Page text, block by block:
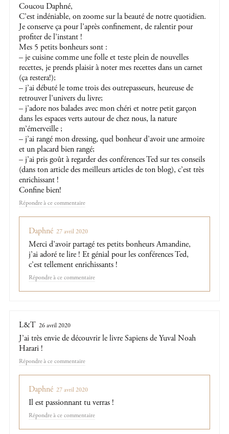
Coucou Daphné,
C’est indéniable, on zoome sur la beauté de notre quotidien.
Je conserve ça pour l’après confinement, de ralentir pour
profiter de l’instant !
Mes 5 petits bonheurs sont :
– je cuisine comme une folle et teste plein de nouvelles
recettes, je prends plaisir à noter mes recettes dans un carnet
(ça restera!);
– j’ai débuté le tome trois des outrepasseurs, heureuse de
retrouver l’univers du livre;
– j’adore nos balades avec mon chéri et notre petit garçon
dans les espaces verts autour de chez nous, la nature
m’émerveille ;
– j’ai rangé mon dressing, quel bonheur d’avoir une armoire
et un placard bien rangé;
– j’ai pris goût à regarder des conférences Ted sur tes conseils
(dans ton article des meilleurs articles de ton blog), c’est très
enrichissant !
Confine bien!
Répondre
Daphné 27 avril 2020
Merci d’avoir partagé tes petits bonheurs Amandine,
j’ai adoré te lire ! Et génial pour les conférences Ted,
c’est tellement enrichissants !
Répondre
L&T 26 avril 2020
J’ai très envie de découvrir le livre Sapiens de Yuval Noah
Harari !
Répondre
Daphné 27 avril 2020
Il est passionnant tu verras !
Répondre